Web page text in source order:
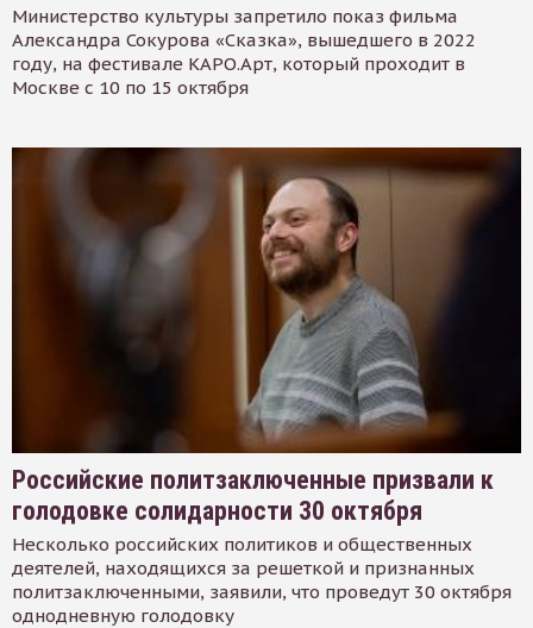
Министерство культуры запретило показ фильма
Александра Сокурова «Сказка», вышедшего в 2022
году, на фестивале КАРО.Арт, который проходит в
Москве с 10 по 15 октября
Российские политзаключенные призвали к
голодовке солидарности 30 октября
Несколько российских политиков и общественных
деятелей, находящихся за решеткой и признанных
политзаключенными, заявили, что проведут 30 октября
однодневную голодовку